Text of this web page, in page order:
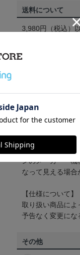
送料について
3,980円（税込）
一部商品はメー
くはヘルプページ
商品について
【カラーについて】
商品画像は、お使
ンのメーカー・機
なって見える場合
【仕様について】
取り扱い商品によ
予告なく変更にな
その他